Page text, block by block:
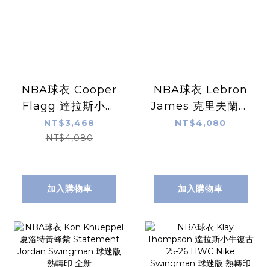
NBA球衣 Cooper
Flagg 達拉斯小牛
復古綠 25-26
HWC Nike
標 全新
NT$3,468
NT$4,080
加入購物車
NBA球衣 Lebron
James 克里夫蘭騎
士復古 新人年 深藍
NT$4,080
加入購物車